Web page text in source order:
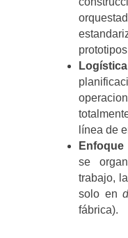
línea de
se
trabajo,
solo en
fábrica).